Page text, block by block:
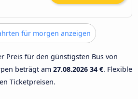
für morgen anzeigen
Preis für den günstigsten Bus von
beträgt am 27.08.2026 34 €. Flexible
Ticketpreisen.